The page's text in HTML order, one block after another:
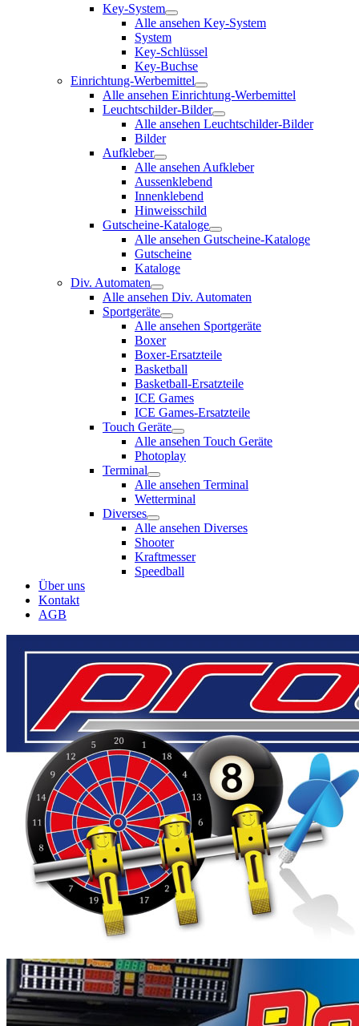
Key-System
Alle ansehen Key-System
System
Key-Schlüssel
Key-Buchse
Einrichtung-Werbemittel
Alle ansehen Einrichtung-Werbemittel
Leuchtschilder-Bilder
Alle ansehen Leuchtschilder-Bilder
Bilder
Aufkleber
Alle ansehen Aufkleber
Aussenklebend
Innenklebend
Hinweisschild
Gutscheine-Kataloge
Alle ansehen Gutscheine-Kataloge
Gutscheine
Kataloge
Div. Automaten
Alle ansehen Div. Automaten
Sportgeräte
Alle ansehen Sportgeräte
Boxer
Boxer-Ersatzteile
Basketball
Basketball-Ersatzteile
ICE Games
ICE Games-Ersatzteile
Touch Geräte
Alle ansehen Touch Geräte
Photoplay
Terminal
Alle ansehen Terminal
Wetterminal
Diverses
Alle ansehen Diverses
Shooter
Kraftmesser
Speedball
Über uns
Kontakt
AGB